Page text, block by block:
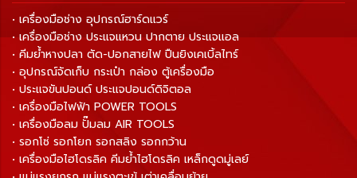
• เครื่องมือช่าง อุปกรณ์ฮาร์ดแวร์
• เครื่องมือช่าง ประแจแหวน ปากตาย ประแจแอล
• คีมย้ำหางปลา ตัด-ปอกสายไฟ ปืนยิงเคเบิ้ลไทร์
• อุปกรณ์จัดเก็บ กระเป๋า กล่อง ตู้เครื่องมือ
• ประแจขันปอนด์ ประแจปอนด์ดิจิตอล
• เครื่องมือไฟฟ้า POWER TOOLS
• เครื่องมือลม ปั๊มลม AIR TOOLS
• รอกโซ่ รอกโยก รอกสลิง รอกกว้าน
• เครื่องมือไฮโดรลิค คีมย้ำไฮโดรลิค เหล็กดูดมู่เลย์